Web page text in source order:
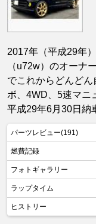
2017年（平成29年
（u72w）のオーナ
でこれからどんど
ボ、4WD、5速マ
平成29年6月30日納
パーツレビュー(191)
燃費記録
フォトギャラリー
ラップタイム
ヒストリー